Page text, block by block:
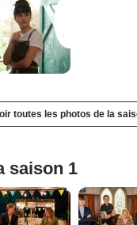
toutes les photos de la
saison 1